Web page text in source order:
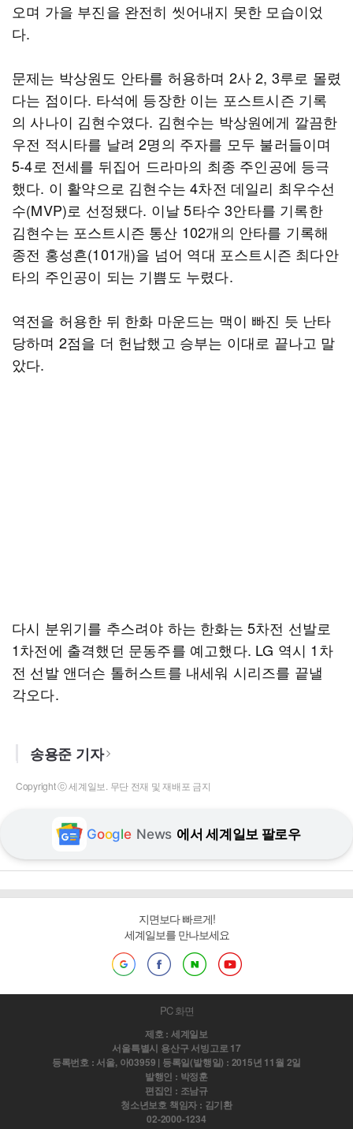
오며 가을 부진을 완전히 씻어내지 못한 모습이었
다.
문제는 박상원도 안타를 허용하며 2사 2, 3루로 몰렸
다는 점이다. 타석에 등장한 이는 포스트시즌 기록
의 사나이 김현수였다. 김현수는 박상원에게 깔끔한
우전 적시타를 날려 2명의 주자를 모두 불러들이며
5-4로 전세를 뒤집어 드라마의 최종 주인공에 등극
했다. 이 활약으로 김현수는 4차전 데일리 최우수선
수(MVP)로 선정됐다. 이날 5타수 3안타를 기록한
김현수는 포스트시즌 통산 102개의 안타를 기록해
종전 홍성흔(101개)을 넘어 역대 포스트시즌 최다안
타의 주인공이 되는 기쁨도 누렸다.
역전을 허용한 뒤 한화 마운드는 맥이 빠진 듯 난타
당하며 2점을 더 헌납했고 승부는 이대로 끝나고 말
았다.
다시 분위기를 추스려야 하는 한화는 5차전 선발로
1차전에 출격했던 문동주를 예고했다. LG 역시 1차
전 선발 앤더슨 톨허스트를 내세워 시리즈를 끝낼
각오다.
송용준 기자
Copyright ⓒ 세계일보. 무단 전재 및 재배포 금지
Google News 에서 세계일보 팔로우
지면보다 빠르게!
세계일보를 만나보세요
PC 화면
제호 : 세계일보
서울특별시 용산구 서빙고로 17
등록번호 : 서울, 아03959 | 등록일(발행일) : 2015년 11월 2일
발행인 : 박정훈
편집인 : 조남규
청소년보호 책임자 : 김기환
02-2000-1234